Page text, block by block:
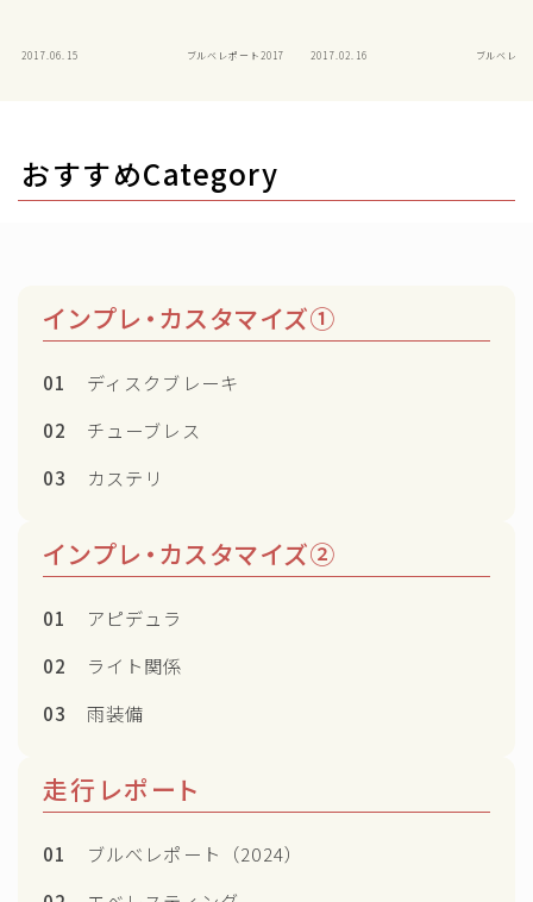
2017.06.15 ブルベレポート2017 2017.02.16 ブルベレポ
おすすめCategory
インプレ・カスタマイズ①
01
ディスクブレーキ
02
チューブレス
03
カステリ
インプレ・カスタマイズ②
01
アピデュラ
02
ライト関係
03
雨装備
走行レポート
01
ブルべレポート（2024）